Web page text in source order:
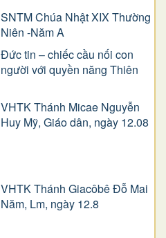
SNTM Chúa Nhật XIX Thường
Niên -Năm A
Đức tin – chiếc cầu nối con
người với quyền năng Thiên
VHTK Thánh Micae Nguyễn
Huy Mỹ, Giáo dân, ngày 12.08
VHTK Thánh Giacôbê Ðỗ Mai
Năm, Lm, ngày 12.8